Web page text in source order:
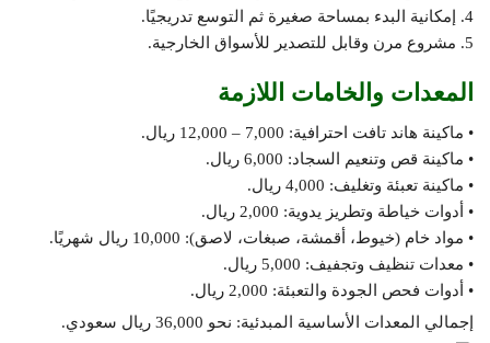
4. إمكانية البدء بمساحة صغيرة ثم التوسع تدريجيًا.
5. مشروع مرن وقابل للتصدير للأسواق الخارجية.
المعدات والخامات اللازمة
• ماكينة هاند تافت احترافية: 7,000 – 12,000 ريال.
• ماكينة قص وتنعيم السجاد: 6,000 ريال.
• ماكينة تعبئة وتغليف: 4,000 ريال.
• أدوات خياطة وتطريز يدوية: 2,000 ريال.
• مواد خام (خيوط، أقمشة، صبغات، لاصق): 10,000 ريال شهريًا.
• معدات تنظيف وتجفيف: 5,000 ريال.
• أدوات فحص الجودة والتعبئة: 2,000 ريال.
إجمالي المعدات الأساسية المبدئية: نحو 36,000 ريال سعودي.